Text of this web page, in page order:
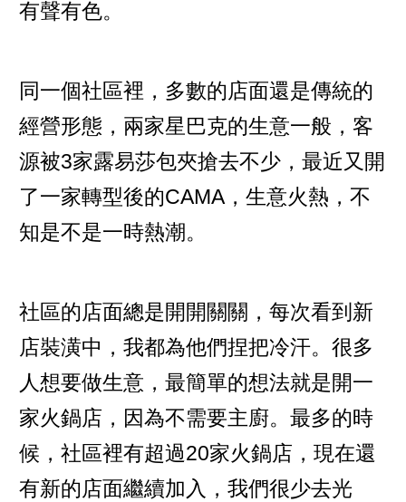
有聲有色。
同一個社區裡，多數的店面還是傳統的
經營形態，兩家星巴克的生意一般，客
源被3家露易莎包夾搶去不少，最近又開
了一家轉型後的CAMA，生意火熱，不
知是不是一時熱潮。
社區的店面總是開開關關，每次看到新
店裝潢中，我都為他們捏把冷汗。很多
人想要做生意，最簡單的想法就是開一
家火鍋店，因為不需要主廚。最多的時
候，社區裡有超過20家火鍋店，現在還
有新的店面繼續加入，我們很少去光